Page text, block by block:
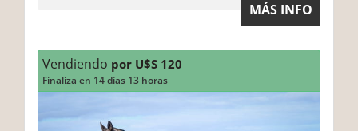
MÁS INFO
Vendiendo por U$S 120
Finaliza en 14 días 13 horas